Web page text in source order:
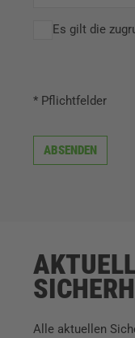
Es gilt die
* Pflichtfelder
ABSENDEN
Alle aktuellen